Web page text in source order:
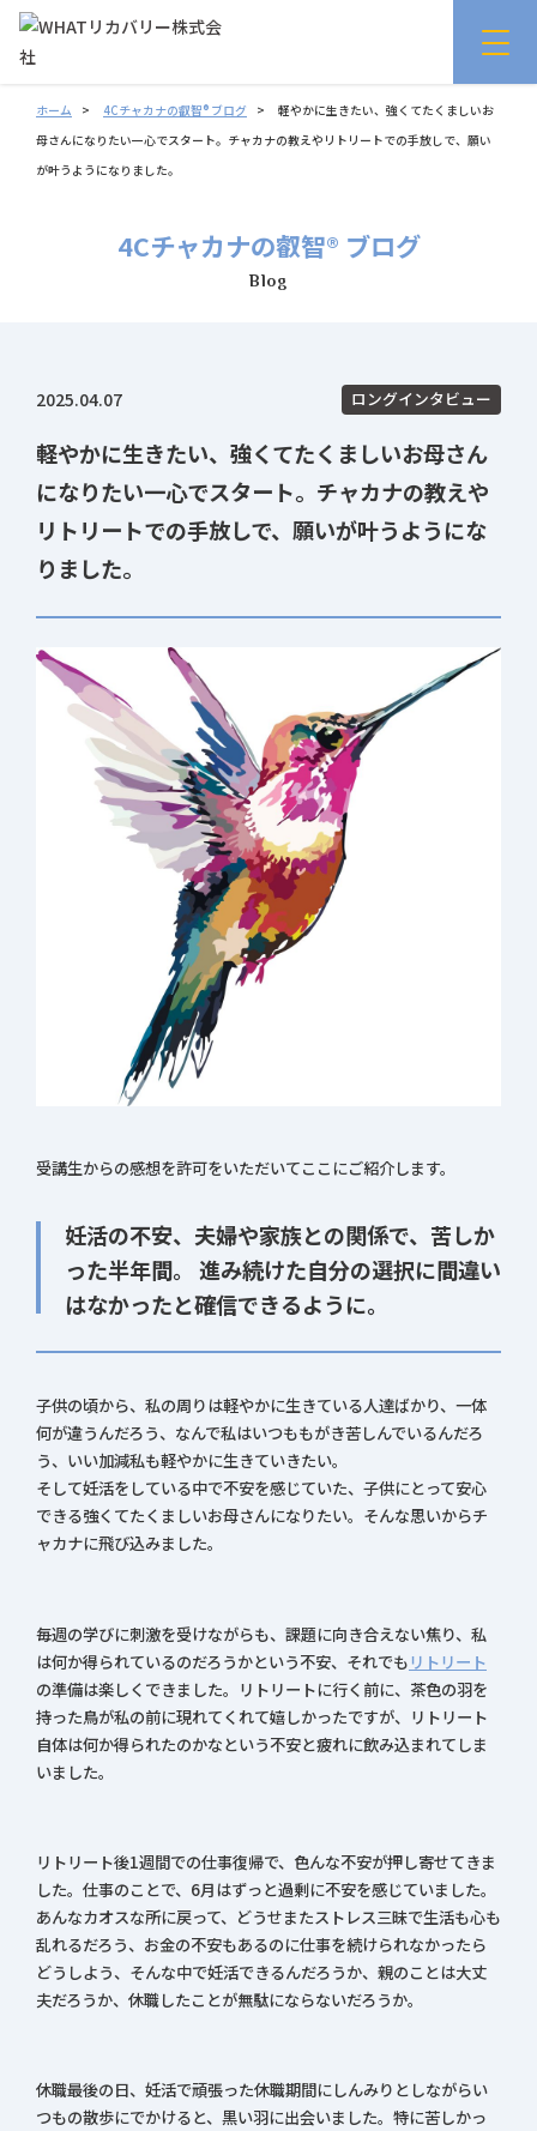
ホーム 4Cチャカナの叡智® ブログ
軽やかに生きたい、強くてたくましいお
母さんになりたい一心でスタート。チャカナの教えやリトリートでの手放しで、願い
が叶うようになりました。
4Cチャカナの叡智® ブログ
Blog
2025.04.07 ロングインタビュー
軽やかに生きたい、強くてたくましいお母さん
になりたい一心でスタート。チャカナの教えや
リトリートでの手放しで、願いが叶うようにな
りました。
受講生からの感想を許可をいただいてここにご紹介します。
妊活の不安、夫婦や家族との関係で、苦しか
った半年間。 進み続けた自分の選択に間違い
はなかったと確信できるように。
子供の頃から、私の周りは軽やかに生きている人達ばかり、一体
何が違うんだろう、なんで私はいつももがき苦しんでいるんだろ
う、いい加減私も軽やかに生きていきたい。
そして妊活をしている中で不安を感じていた、子供にとって安心
できる強くてたくましいお母さんになりたい。そんな思いからチ
ャカナに飛び込みました。
毎週の学びに刺激を受けながらも、課題に向き合えない焦り、私
は何か得られているのだろうかという不安、それでもリトリート
の準備は楽しくできました。リトリートに行く前に、茶色の羽を
持った鳥が私の前に現れてくれて嬉しかったですが、リトリート
自体は何か得られたのかなという不安と疲れに飲み込まれてしま
いました。
リトリート後1週間での仕事復帰で、色んな不安が押し寄せてきま
した。仕事のことで、6月はずっと過剰に不安を感じていました。
あんなカオスな所に戻って、どうせまたストレス三昧で生活も心も
乱れるだろう、お金の不安もあるのに仕事を続けられなかったら
どうしよう、そんな中で妊活できるんだろうか、親のことは大丈
夫だろうか、休職したことが無駄にならないだろうか。
休職最後の日、妊活で頑張った休職期間にしんみりとしながらい
つもの散歩にでかけると、黒い羽に出会いました。特に苦しかっ